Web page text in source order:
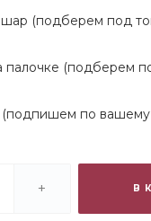
шар (подберем под
палочке (подберем
(подпишем по
+ В